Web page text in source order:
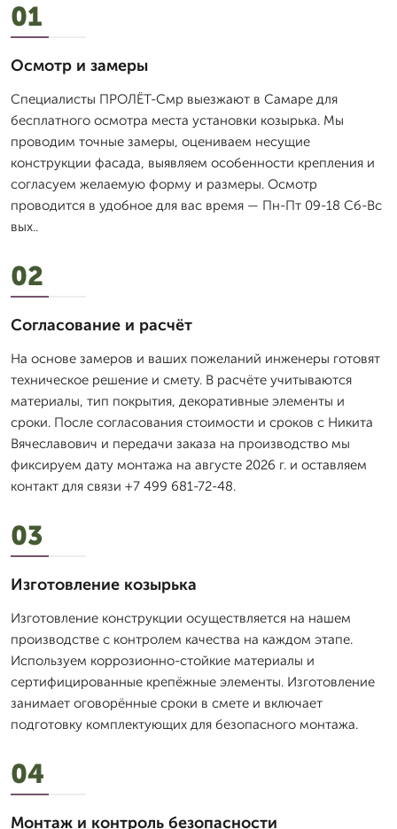
01
Осмотр и замеры
Специалисты ПРОЛЁТ-Смр выезжают в Самаре для
бесплатного осмотра места установки козырька. Мы
проводим точные замеры, оцениваем несущие
конструкции фасада, выявляем особенности крепления и
согласуем желаемую форму и размеры. Осмотр
проводится в удобное для вас время — Пн-Пт 09-18 Сб-Вс
вых..
02
Согласование и расчёт
На основе замеров и ваших пожеланий инженеры готовят
техническое решение и смету. В расчёте учитываются
материалы, тип покрытия, декоративные элементы и
сроки. После согласования стоимости и сроков с Никита
Вячеславович и передачи заказа на производство мы
фиксируем дату монтажа на августе 2026 г. и оставляем
контакт для связи +7 499 681-72-48.
03
Изготовление козырька
Изготовление конструкции осуществляется на нашем
производстве с контролем качества на каждом этапе.
Используем коррозионно-стойкие материалы и
сертифицированные крепёжные элементы. Изготовление
занимает оговорённые сроки в смете и включает
подготовку комплектующих для безопасного монтажа.
04
Монтаж и контроль безопасности